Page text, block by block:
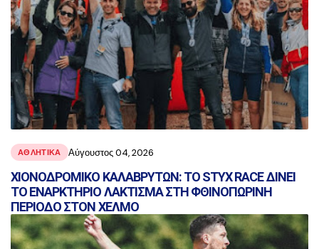
ΑΘΛΗΤΙΚΑ Αύγουστος 04, 2026
ΧΙΟΝΟΔΡΟΜΙΚΟ ΚΑΛΑΒΡΥΤΩΝ: ΤΟ STYX RACE ΔΙΝΕΙ
ΤΟ ΕΝΑΡΚΤΗΡΙΟ ΛΑΚΤΙΣΜΑ ΣΤΗ ΦΘΙΝΟΠΩΡΙΝΗ
ΠΕΡΙΟΔΟ ΣΤΟΝ ΧΕΛΜΟ